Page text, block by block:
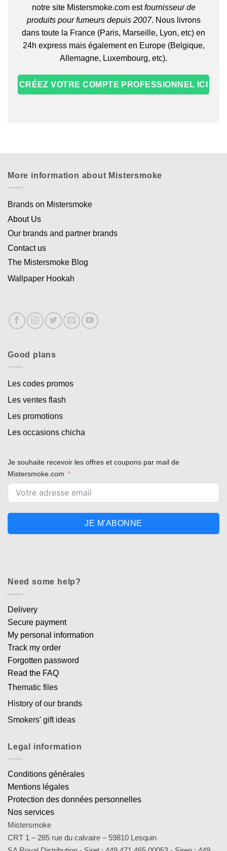
notre site Mistersmoke.com estfournisseur de
produits pour fumeurs depuis 2007. Nous livrons
dans toute la France (Paris, Marseille, Lyon, etc) en
24h express mais également en Europe (Belgique,
Allemagne, Luxembourg, etc).
CRÉEZ VOTRE COMPTE PROFESSIONNEL ICI
More information about Mistersmoke
Brands on Mistersmoke
About Us
Our brands and partner brands
Contact us
The Mistersmoke Blog
Wallpaper Hookah
Good plans
Les codes promos
Les ventes flash
Les promotions
Les occasions chicha
Je souhaite recevoir les offres et coupons par mail de
Mistersmoke.com
JE M'ABONNE
Need some help?
Delivery
Secure payment
My personal information
Track my order
Forgotten password
Read the FAQ
Thematic files
History of our brands
Smokers' gift ideas
Legal information
Conditions générales
Mentions légales
Protection des données personnelles
Nos services
Mistersmoke
CRT 1 – 285 rue du calvaire – 59810 Lesquin